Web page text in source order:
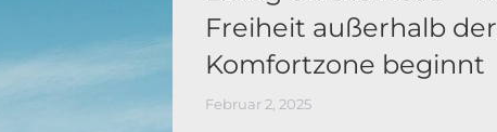
Freiheit außerhalb der
Komfortzone beginnt
Februar 2, 2025